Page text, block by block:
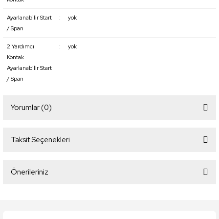
Ayarlanabilir Start
/ Span
: yok
2 Yardımcı
Kontak
Ayarlanabilir Start
/ Span
: yok
Yorumlar (0)
Taksit Seçenekleri
Önerileriniz